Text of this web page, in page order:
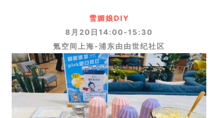
雪媚娘DIY
8月20日14:00-15:30
氪空间上海-浦东由由世纪社区